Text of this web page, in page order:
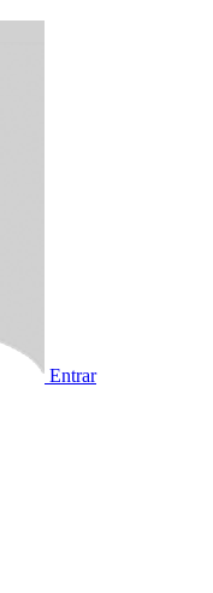
Entrar